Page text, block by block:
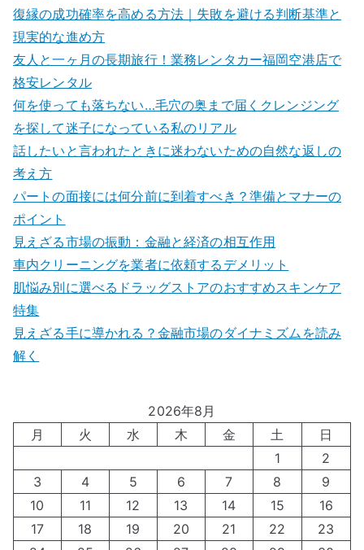
復縁の成功確率を高める方法｜失敗を避ける判断基準と
現実的な進め方
友人と一ヶ月の長期旅行！業務レンタカー福岡空港店で
格安レンタル
何を使っても落ちない…毛穴の奥まで届くクレンジング
を探して迷子になっている私のリアル
話したいと言われたときに迷わないための自然な返しの
考え方
パートの面接には何分前に到着すべき？準備とマナーの
ポイント
見えざる市場の振動：金融と経済の相互作用
車内クリーニングを業者に依頼するデメリット
肌悩み別に選べるドラッグストアのおすすめスキンケア
特集
見えざる手に導かれる？金融市場のダイナミズムを読み
解く
2026年8月
月
火 水 木 金 土
日
1
2
3
4 5 6 7 8
9
10
11 12 13 14 15
16
17
18 19 20 21 22
23